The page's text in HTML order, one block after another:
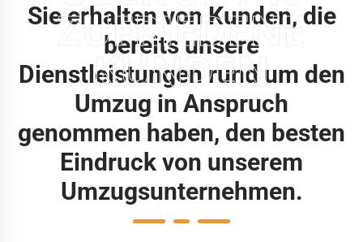
ZUFRIEDENE
KUNDEN
Sie erhalten von Kunden, die
bereits unsere
Dienstleistungen rund um den
Umzug in Anspruch
genommen haben, den besten
Eindruck von unserem
Umzugsunternehmen.